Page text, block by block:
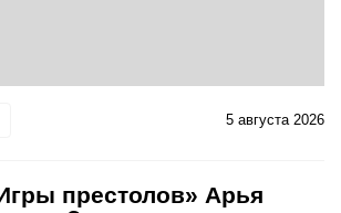
5 августа 2026
престолов» Арья